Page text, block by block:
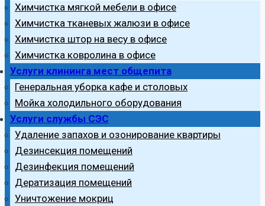
Химчистка мягкой мебели в офисе
Химчистка тканевых жалюзи в офисе
Химчистка штор на весу в офисе
Химчистка ковролина в офисе
Услуги клининга мест общепита
Генеральная уборка кафе и столовых
Мойка холодильного оборудования
Услуги службы СЭС
Удаление запахов и озонирование квартиры
Дезинсекция помещений
Дезинфекция помещений
Дератизация помещений
Уничтожение мокриц